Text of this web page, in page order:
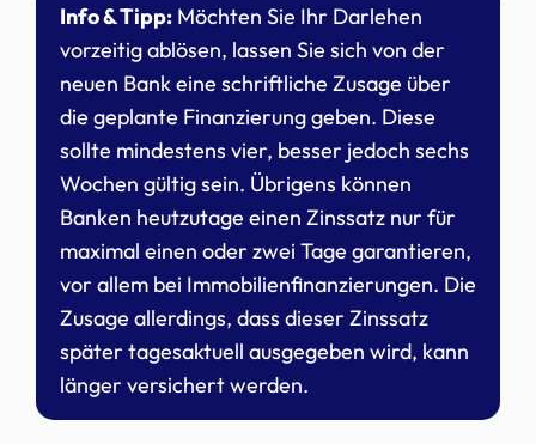
Info & Tipp: Möchten Sie Ihr Darlehen
vorzeitig ablösen, lassen Sie sich von der
neuen Bank eine schriftliche Zusage über
die geplante Finanzierung geben. Diese
sollte mindestens vier, besser jedoch sechs
Wochen gültig sein. Übrigens können
Banken heutzutage einen Zinssatz nur für
maximal einen oder zwei Tage garantieren,
vor allem bei Immobilienfinanzierungen. Die
Zusage allerdings, dass dieser Zinssatz
später tagesaktuell ausgegeben wird, kann
länger versichert werden.